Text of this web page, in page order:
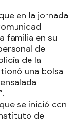
en la jornada
familia en su
de
de la
una bolsa
se inició con
de